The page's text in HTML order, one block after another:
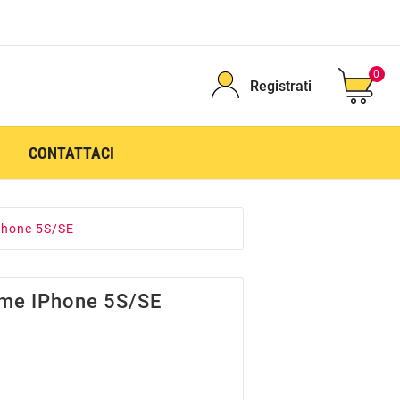
Registrati
0
CONTATTACI
5S/SE
IPhone 5S/SE